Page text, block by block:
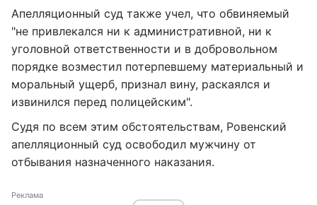
Апелляционный суд также учел, что обвиняемый
"не привлекался ни к административной, ни к
уголовной ответственности и в добровольном
порядке возместил потерпевшему материальный и
моральный ущерб, признал вину, раскаялся и
извинился перед полицейским".
Судя по всем этим обстоятельствам, Ровенский
апелляционный суд освободил мужчину от
отбывания назначенного наказания.
Реклама